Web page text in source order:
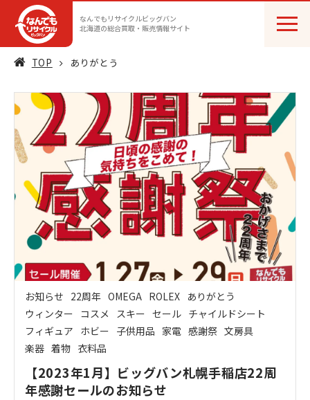
なんでもリサイクルビッグバン
北海道の総合買取・販売情報サイト
TOP ありがとう
お知らせ 22周年 OMEGA ROLEX ありがとう
ウィンター コスメ スキー セール チャイルドシート
フィギュア ホビー 子供用品 家電 感謝祭 文房具
楽器 着物 衣料品
【2023年1月】ビッグバン札幌手稲店22周
年感謝セールのお知らせ